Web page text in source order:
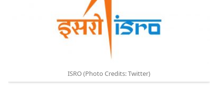
ISRO (Photo Credits: Twitter)